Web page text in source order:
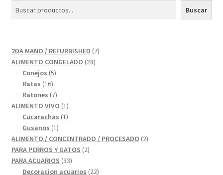
Buscar
2DA MANO / REFURBISHED 77
ALIMENTO CONGELADO 2828
Conejos 55
Ratas 1616
productos
Ratones 77
productos
ALIMENTO VIVO 11
producto
Cucarachas 11
Gusanos 11
producto
ALIMENTO / CONCENTRADO / PROCESADO 22
PARA PERROS Y GATOS 22
PARA ACUARIOS 3333
productos
Decoracion acuarios 2222